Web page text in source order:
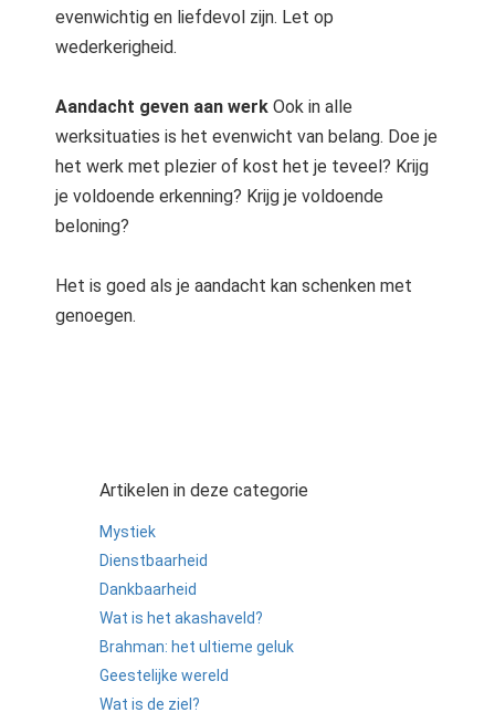
evenwichtig en liefdevol zijn. Let op
wederkerigheid.
Aandacht geven aan werk Ook in alle
werksituaties is het evenwicht van belang. Doe je
het werk met plezier of kost het je teveel? Krijg
je voldoende erkenning? Krijg je voldoende
beloning?
Het is goed als je aandacht kan schenken met
genoegen.
Artikelen in deze categorie
Mystiek
Dienstbaarheid
Dankbaarheid
Wat is het akashaveld?
Brahman: het ultieme geluk
Geestelijke wereld
Wat is de ziel?